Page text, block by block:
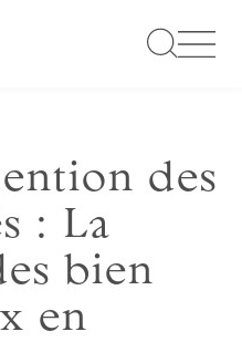
des
: La
bien
en